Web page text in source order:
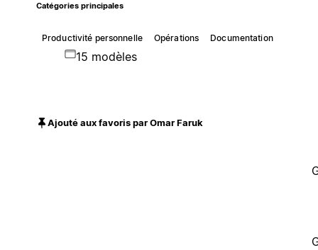
Catégories principales
Productivité personnelle Opérations Documentation
15 modèles
Ajouté aux favoris par Omar Faruk